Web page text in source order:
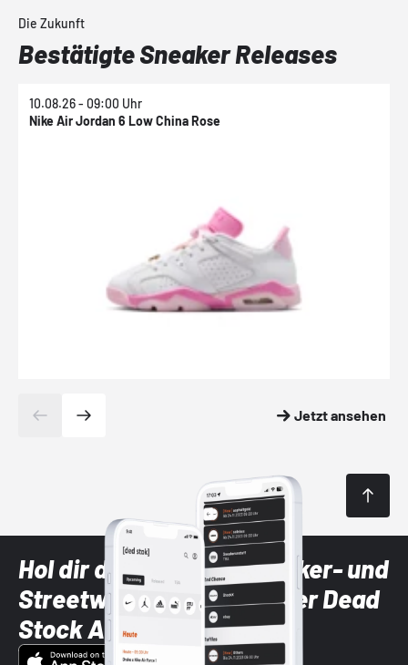
Die Zukunft
Bestätigte Sneaker Releases
10.08.26 - 09:00 Uhr
Nike Air Jordan 6 Low China Rose
Jetzt ansehen
Hol dir die neuesten Sneaker- und
Streetwear-Brands mit der Dead
Stock App